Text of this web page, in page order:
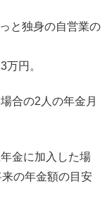
と独身の自営業の
円。
合の2人の年金月
金に加入した場
の年金額の目安